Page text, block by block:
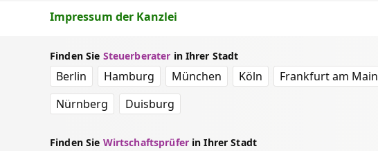
Impressum der Kanzlei
Finden Sie Steuerberater in Ihrer Stadt
Berlin Hamburg München Köln Frankfurt am Main
Nürnberg
Duisburg
Finden Sie Wirtschaftsprüferin Ihrer Stadt